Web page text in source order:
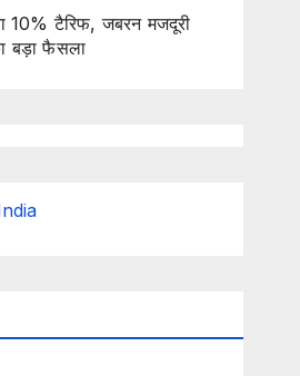
10% टैरिफ, जबरन मजदूरी
बड़ा फैसला